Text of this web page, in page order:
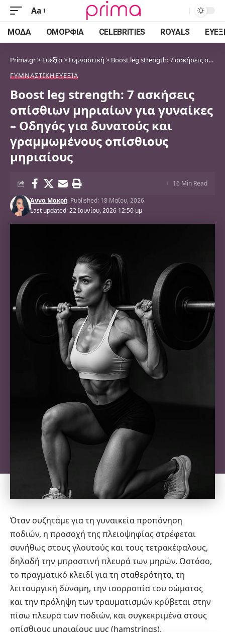
Font
Resizer
Aa
ΜΌΔΑ ΟΜΟΡΦΙΆ CELEBRITIES ROYALS
Prima.gr> Ευεξία> Γυμναστική > Boost leg strength: 7 ασκήσεις οπίσθιων μηριαίων για γυναίκες – Οδηγός για δυνατούς και γραμμωμένους οπίσθιους μηριαίους
ΓΥΜΝΑΣΤΙΚΉΕΥΕΞΊΑ
Boost leg strength: 7 ασκήσεις
οπίσθιων μηριαίων για γυναίκες
– Οδηγός για δυνατούς και
γραμμωμένους οπίσθιους
μηριαίους
Last updated: 22 Ιουνίου, 2026 12:50 μμ
Άννα Μακρή Published: 18 Μαΐου, 2026
16 Min Read
Όταν συζητάμε για τη γυναικεία προπόνηση
ποδιών, η προσοχή της πλειοψηφίας στρέφεται
συνήθως στους γλουτούς και τους τετρακέφαλους,
δηλαδή την μπροστινή πλευρά των μηρών. Ωστόσο,
το πραγματικό κλειδί για τη σταθερότητα, τη
λειτουργική δύναμη, την ισορροπία του σώματος
και την πρόληψη των τραυματισμών κρύβεται στην
πίσω πλευρά των ποδιών, και συγκεκριμένα στους
οπίσθιους μηριαίους μυς (hamstrings).